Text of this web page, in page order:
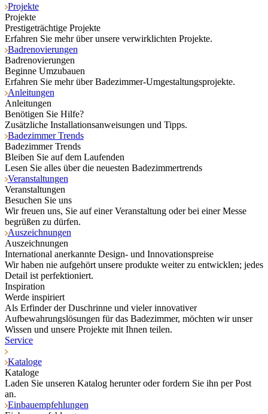
Projekte
Projekte
Prestigeträchtige Projekte
Erfahren Sie mehr über unsere verwirklichten Projekte.
Badrenovierungen
Badrenovierungen
Beginne Umzubauen
Erfahren Sie mehr über Badezimmer-Umgestaltungsprojekte.
Anleitungen
Anleitungen
Benötigen Sie Hilfe?
Zusätzliche Installationsanweisungen und Tipps.
Badezimmer Trends
Badezimmer Trends
Bleiben Sie auf dem Laufenden
Lesen Sie alles über die neuesten Badezimmertrends
Veranstaltungen
Veranstaltungen
Besuchen Sie uns
Wir freuen uns, Sie auf einer Veranstaltung oder bei einer Messe
begrüßen zu dürfen.
Auszeichnungen
Auszeichnungen
International anerkannte Design- und Innovationspreise
Wir haben nie aufgehört unsere produkte weiter zu entwicklen; jedes
Detail ist perfektioniert.
Inspiration
Werde inspiriert
Als Erfinder der Duschrinne und vieler innovativer
Aufbewahrungslösungen für das Badezimmer, möchten wir unser
Wissen und unsere Projekte mit Ihnen teilen.
Service
Kataloge
Kataloge
Laden Sie unseren Katalog herunter oder fordern Sie ihn per Post
an.
Einbauempfehlungen